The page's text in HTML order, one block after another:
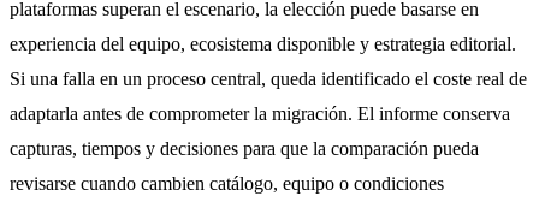
plataformas superan el escenario, la elección puede basarse en
experiencia del equipo, ecosistema disponible y estrategia editorial.
Si una falla en un proceso central, queda identificado el coste real de
adaptarla antes de comprometer la migración. El informe conserva
capturas, tiempos y decisiones para que la comparación pueda
revisarse cuando cambien catálogo, equipo o condiciones